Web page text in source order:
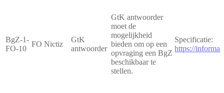
BgZ-1-
FO-10
FO Nictiz
GtK
antwoorder
GtK antwoorder
moet de
mogelijkheid
bieden om op een
opvraging een BgZ
beschikbaar te
stellen.
Specificatie:
https://